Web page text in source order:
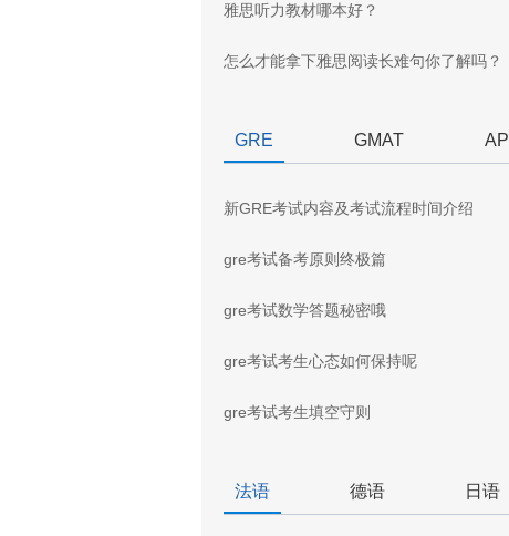
雅思听力教材哪本好？
怎么才能拿下雅思阅读长难句你了解吗？
GRE GMAT AP
新GRE考试内容及考试流程时间介绍
gre考试备考原则终极篇
gre考试数学答题秘密哦
gre考试考生心态如何保持呢
gre考试考生填空守则
法语 德语 日语